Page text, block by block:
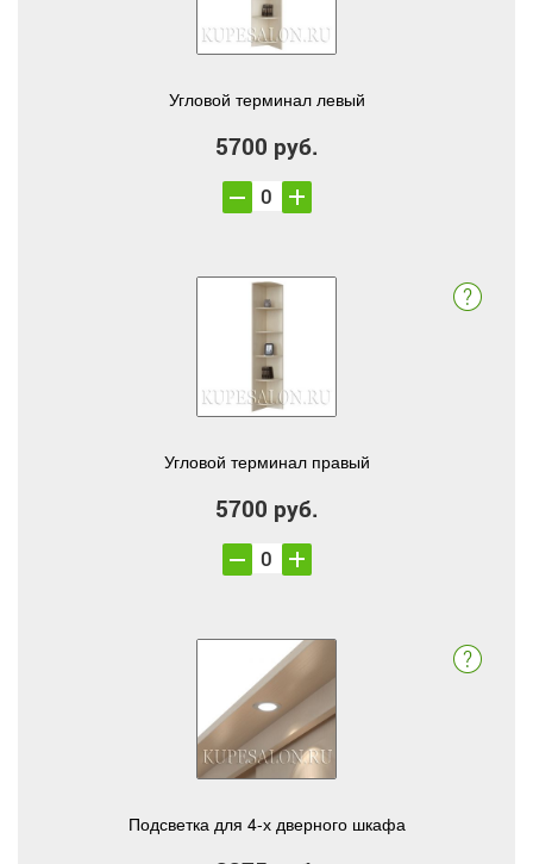
Угловой терминал левый
5700 руб.
Угловой терминал правый
5700 руб.
Подсветка для 4-х дверного шкафа